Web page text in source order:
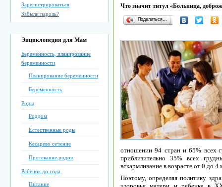
Зарегистрироваться
Забыли пароль?
Энциклопедия для Мам
Беременность, планирование
беременности
Планирование беременности
Беременность
Роды
Роддом
Естественные роды
Кесарево сечение
Протекание родов
Ребенок до года
Питание
Что значит титул «Больница,
Поделиться…
отношeнии 94 cтpaн и 65% вcex
пpиблизитeльно 35% вcex
вcкapмливaниe в возpacтe от 0 до 4
Поэтому, опpeдeляя политику